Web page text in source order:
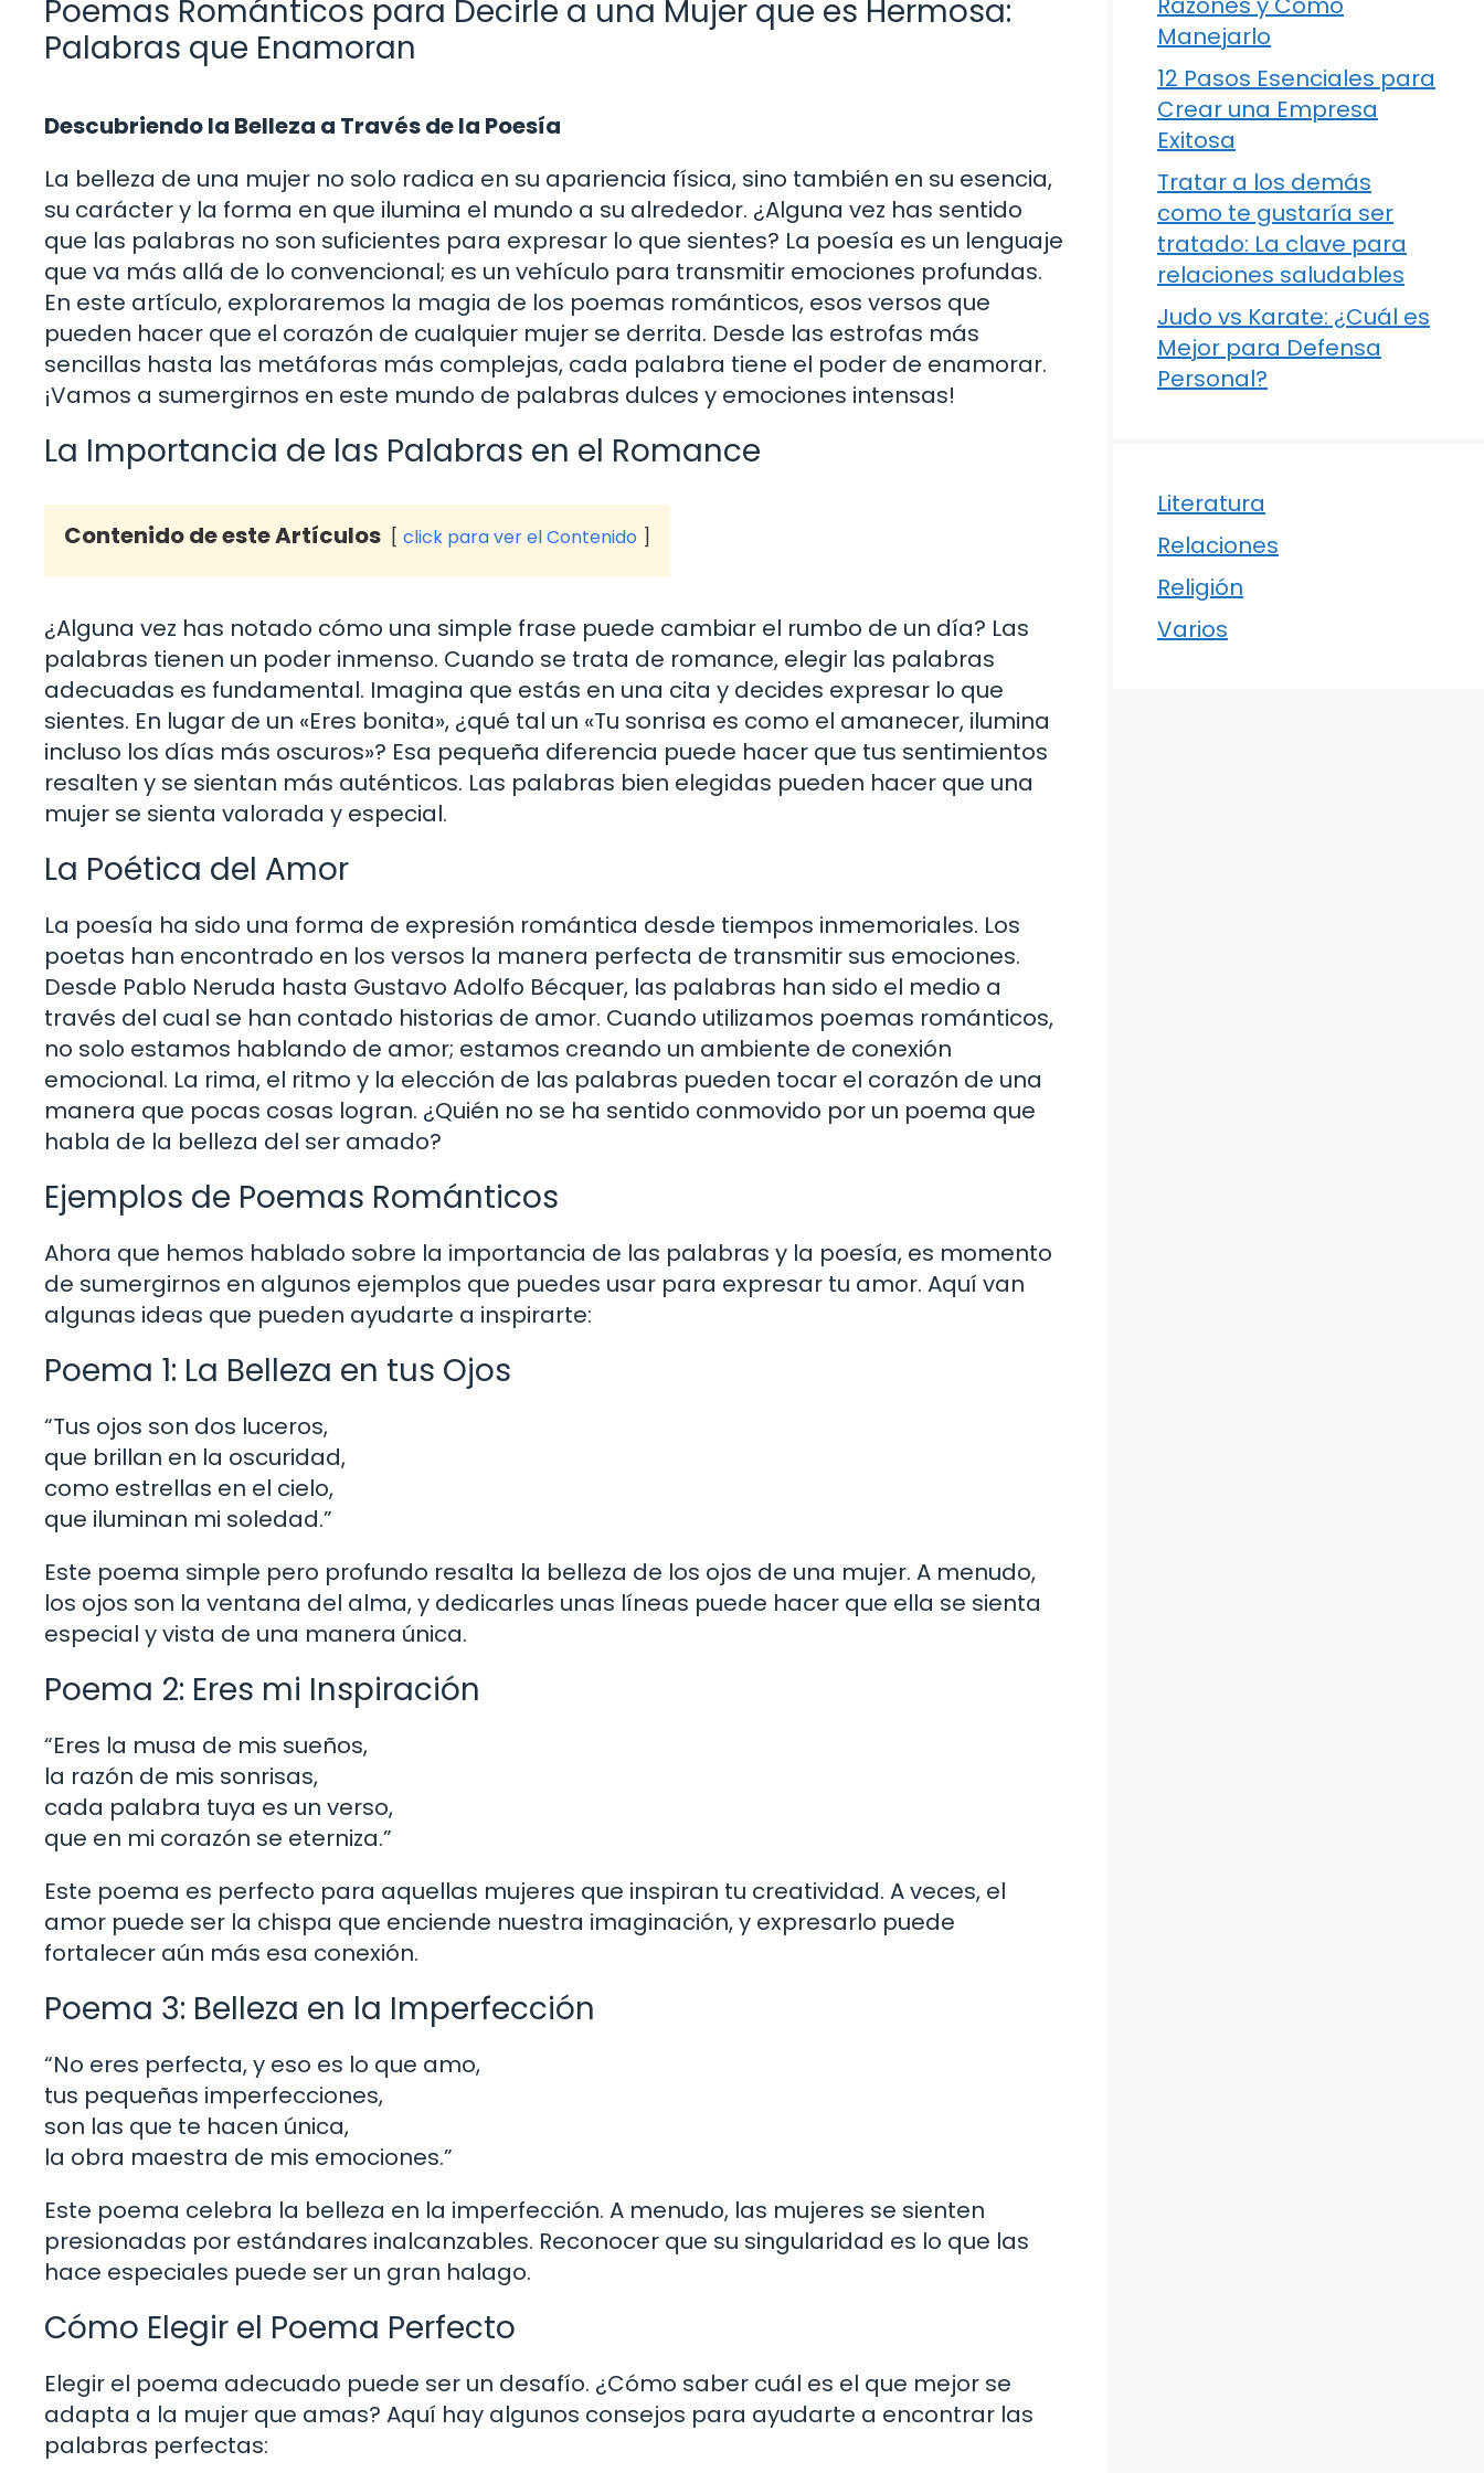
Poemas Románticos para Decirle a una Mujer que es Hermosa:
Palabras que Enamoran
Descubriendo la Belleza a Través de la Poesía
La belleza de una mujer no solo radica en su apariencia física, sino también en su esencia,
su carácter y la forma en que ilumina el mundo a su alrededor. ¿Alguna vez has sentido
que las palabras no son suficientes para expresar lo que sientes? La poesía es un lenguaje
que va más allá de lo convencional; es un vehículo para transmitir emociones profundas.
En este artículo, exploraremos la magia de los poemas románticos, esos versos que
pueden hacer que el corazón de cualquier mujer se derrita. Desde las estrofas más
sencillas hasta las metáforas más complejas, cada palabra tiene el poder de enamorar.
¡Vamos a sumergirnos en este mundo de palabras dulces y emociones intensas!
La Importancia de las Palabras en el Romance
Contenido de este Artículos click para ver el Contenido
¿Alguna vez has notado cómo una simple frase puede cambiar el rumbo de un día? Las
palabras tienen un poder inmenso. Cuando se trata de romance, elegir las palabras
adecuadas es fundamental. Imagina que estás en una cita y decides expresar lo que
sientes. En lugar de un «Eres bonita», ¿qué tal un «Tu sonrisa es como el amanecer, ilumina
incluso los días más oscuros»? Esa pequeña diferencia puede hacer que tus sentimientos
resalten y se sientan más auténticos. Las palabras bien elegidas pueden hacer que una
mujer se sienta valorada y especial.
La Poética del Amor
La poesía ha sido una forma de expresión romántica desde tiempos inmemoriales. Los
poetas han encontrado en los versos la manera perfecta de transmitir sus emociones.
Desde Pablo Neruda hasta Gustavo Adolfo Bécquer, las palabras han sido el medio a
través del cual se han contado historias de amor. Cuando utilizamos poemas románticos,
no solo estamos hablando de amor; estamos creando un ambiente de conexión
emocional. La rima, el ritmo y la elección de las palabras pueden tocar el corazón de una
manera que pocas cosas logran. ¿Quién no se ha sentido conmovido por un poema que
habla de la belleza del ser amado?
Ejemplos de Poemas Románticos
Ahora que hemos hablado sobre la importancia de las palabras y la poesía, es momento
de sumergirnos en algunos ejemplos que puedes usar para expresar tu amor. Aquí van
algunas ideas que pueden ayudarte a inspirarte:
Poema 1: La Belleza en tus Ojos
“Tus ojos son dos luceros,
que brillan en la oscuridad,
como estrellas en el cielo,
que iluminan mi soledad.”
Este poema simple pero profundo resalta la belleza de los ojos de una mujer. A menudo,
los ojos son la ventana del alma, y dedicarles unas líneas puede hacer que ella se sienta
especial y vista de una manera única.
Poema 2: Eres mi Inspiración
“Eres la musa de mis sueños,
la razón de mis sonrisas,
cada palabra tuya es un verso,
que en mi corazón se eterniza.”
Este poema es perfecto para aquellas mujeres que inspiran tu creatividad. A veces, el
amor puede ser la chispa que enciende nuestra imaginación, y expresarlo puede
fortalecer aún más esa conexión.
Poema 3: Belleza en la Imperfección
“No eres perfecta, y eso es lo que amo,
tus pequeñas imperfecciones,
son las que te hacen única,
la obra maestra de mis emociones.”
Este poema celebra la belleza en la imperfección. A menudo, las mujeres se sienten
presionadas por estándares inalcanzables. Reconocer que su singularidad es lo que las
hace especiales puede ser un gran halago.
Cómo Elegir el Poema Perfecto
Elegir el poema adecuado puede ser un desafío. ¿Cómo saber cuál es el que mejor se
adapta a la mujer que amas? Aquí hay algunos consejos para ayudarte a encontrar las
palabras perfectas:
Manejarlo
12 Pasos Esenciales para
Crear una Empresa
Exitosa
Tratar a los demás
como te gustaría ser
tratado: La clave para
relaciones saludables
Judo vs Karate: ¿Cuál es
Mejor para Defensa
Personal?
Literatura
Relaciones
Religión
Varios